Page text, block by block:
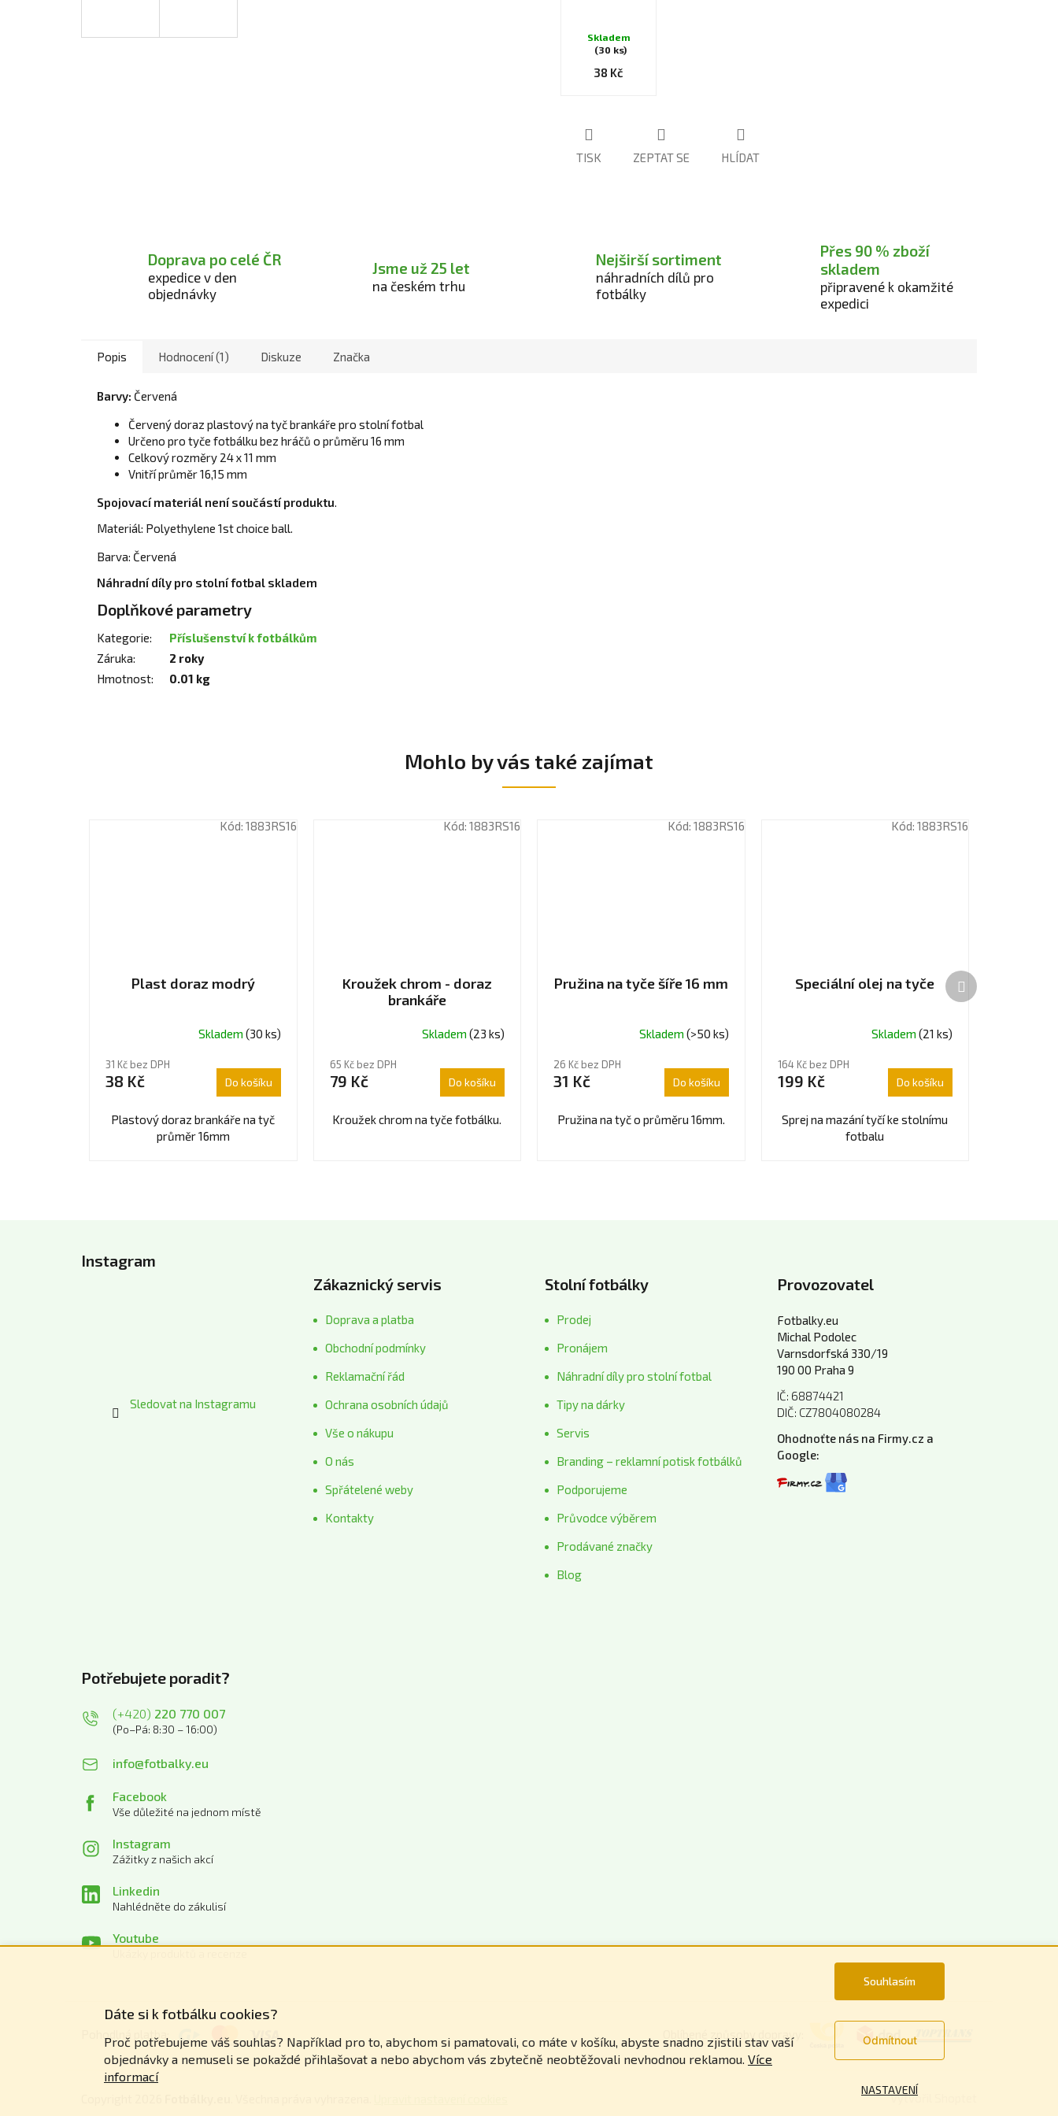
Dáte si k fotbálku cookies?
Proč potřebujeme váš souhlas? Například pro to, abychom si pamatovali, co máte v košíku, abyste snadno zjistili stav vaší
objednávky a nemuseli se pokaždé přihlašovat a nebo abychom vás zbytečně neobtěžovali nevhodnou reklamou. Více
informací
Souhlasím
NASTAVENÍ
Odmítnout
hodnocení
hvězdiček.
Skladem
(30 ks)
38 Kč
TISK ZEPTAT SE HLÍDAT
Doprava po celé ČR
expedice v den
objednávky
Jsme už 25 let
na českém trhu
Nejširší sortiment
náhradních dílů pro
fotbálky
Přes 90 % zboží
skladem
připravené k okamžité
expedici
Popis Hodnocení (1) Diskuze Značka
Barvy: Červená
Červený doraz plastový na tyč brankáře pro stolní fotbal
Určeno pro tyče fotbálku bez hráčů o průměru 16 mm
Celkový rozměry 24 x 11 mm
Vnitří průměr 16,15 mm
Spojovací materiál není součástí produktu.
Materiál: Polyethylene 1st choice ball.
Barva: Červená
Náhradní díly pro stolní fotbal skladem
Doplňkové parametry
Kategorie:
Příslušenství k fotbálkům
Záruka:
2 roky
Hmotnost: 0.01 kg
Mohlo by vás také zajímat
Plast doraz modrý
produktu
je
Kód: 1883RS16
Skladem (30 ks)
31 Kč bez DPH
38 Kč Do košíku
Plastový doraz brankáře na tyč
průměr 16mm
Kroužek chrom - doraz
brankáře
produktu
je
z
Kód: 1883RS16
Skladem (23 ks)
65 Kč bez DPH
79 Kč Do košíku
Kroužek chrom na tyče fotbálku.
Pružina na tyče šíře 16 mm
produktu
je
z
Kód: 1883RS16
Skladem (>50 ks)
26 Kč bez DPH
31 Kč Do košíku
Pružina na tyč o průměru 16mm.
Speciální olej na tyče
produktu
je
z
Kód: 1883RS16
Skladem (21 ks)
164 Kč bez DPH
199 Kč Do košíku
Sprej na mazání tyčí ke stolnímu
fotbalu
Další
produkt
Instagram
Sledovat na Instagramu
Zákaznický servis
Doprava a platba
Obchodní podmínky
Reklamační řád
Ochrana osobních údajů
Vše o nákupu
O nás
Spřátelené weby
Kontakty
Stolní fotbálky
Prodej
Pronájem
Náhradní díly pro stolní fotbal
Tipy na dárky
Servis
Branding – reklamní potisk fotbálků
Podporujeme
Průvodce výběrem
Prodávané značky
Blog
Provozovatel
Fotbalky.eu
Michal Podolec
Varnsdorfská 330/19
190 00 Praha 9
IČ: 68874421
DIČ: CZ7804080284
Ohodnoťte nás na Firmy.cz a
Google:
Potřebujete poradit?
(+420) 220 770 007
(Po–Pá: 8:30 – 16:00)
info@fotbalky.eu
Facebook
Vše důležité na jednom místě
Instagram
Zážitky z našich akcí
Linkedin
Nahlédněte do zákulisí
Youtube
Pohodlná platba: Oblíbené způsoby dopravy:
Vytvořil Shoptet